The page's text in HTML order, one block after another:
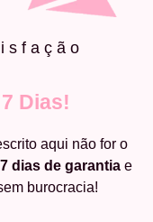
7 Dias!
aqui não for o
7 dias de garantiae
burocracia!